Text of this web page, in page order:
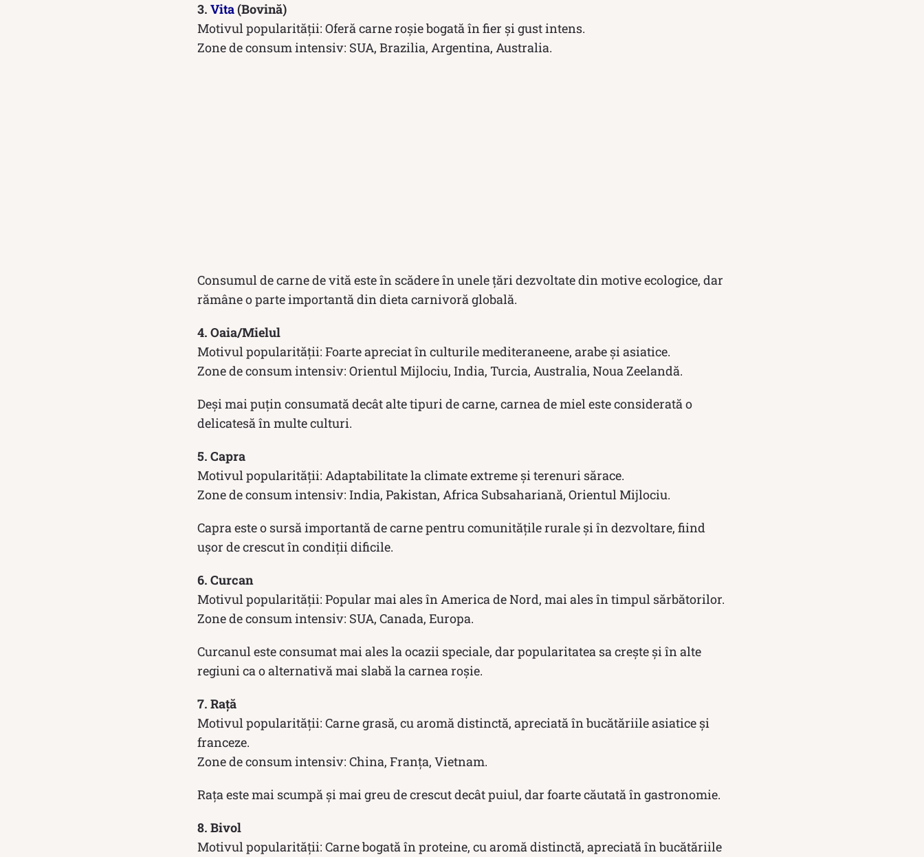
3. Vita(Bovină)
Motivul popularității: Oferă carne roșie bogată în fier și gust intens.
Zone de consum intensiv: SUA, Brazilia, Argentina, Australia.
Consumul de carne de vită este în scădere în unele țări dezvoltate din motive ecologice, dar
rămâne o parte importantă din dieta carnivoră globală.
4. Oaia/Mielul
Motivul popularității: Foarte apreciat în culturile mediteraneene, arabe și asiatice.
Zone de consum intensiv: Orientul Mijlociu, India, Turcia, Australia, Noua Zeelandă.
Deși mai puțin consumată decât alte tipuri de carne, carnea de miel este considerată o
delicatesă în multe culturi.
5. Capra
Motivul popularității: Adaptabilitate la climate extreme și terenuri sărace.
Zone de consum intensiv: India, Pakistan, Africa Subsahariană, Orientul Mijlociu.
Capra este o sursă importantă de carne pentru comunitățile rurale și în dezvoltare, fiind
ușor de crescut în condiții dificile.
6. Curcan
Motivul popularității: Popular mai ales în America de Nord, mai ales în timpul sărbătorilor.
Zone de consum intensiv: SUA, Canada, Europa.
Curcanul este consumat mai ales la ocazii speciale, dar popularitatea sa crește și în alte
regiuni ca o alternativă mai slabă la carnea roșie.
7. Rață
Motivul popularității: Carne grasă, cu aromă distinctă, apreciată în bucătăriile asiatice și
franceze.
Zone de consum intensiv: China, Franța, Vietnam.
Rața este mai scumpă și mai greu de crescut decât puiul, dar foarte căutată în gastronomie.
8. Bivol
Motivul popularității: Carne bogată în proteine, cu aromă distinctă, apreciată în bucătăriile